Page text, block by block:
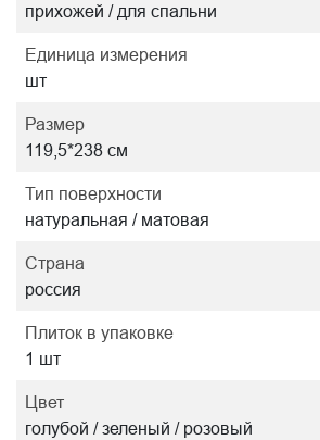
прихожей / для спальни
Единица измерения
шт
Размер
119,5*238 см
Тип поверхности
натуральная / матовая
Страна
россия
Плиток в упаковке
1 шт
Цвет
голубой / зеленый / розовый